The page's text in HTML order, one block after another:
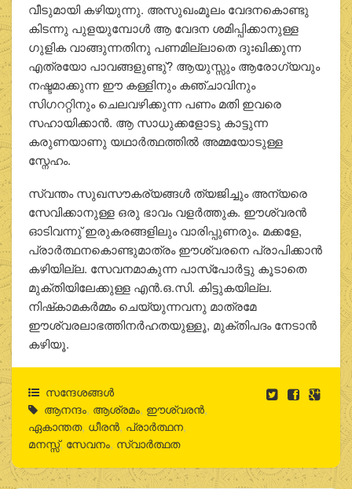
വീടുമായി കഴിയുന്നു. അസുഖംമൂലം വേദനകൊണ്ടു
കിടന്നു പുളയുമ്പോള്‍ ആ വേദന ശമിപ്പിക്കാനുള്ള
ഗുളിക വാങ്ങുന്നതിനു പണമില്ലാതെ ദുഃഖിക്കുന്ന
എത്രയോ പാവങ്ങളുണ്ടു്? ആയുസ്സും ആരോഗ്യവും
നഷ്ടമാക്കുന്ന ഈ കള്ളിനും കഞ്ചാവിനും
സിഗററ്റിനും ചെലവഴിക്കുന്ന പണം മതി ഇവരെ
സഹായിക്കാന്‍. ആ സാധുക്കളോടു കാട്ടുന്ന
കരുണയാണു യഥാര്‍ത്ഥത്തില്‍ അമ്മയോടുള്ള
സ്നേഹം.
സ്വന്തം സുഖസൗകര്യങ്ങള്‍ ത്യജിച്ചും അന്യരെ
സേവിക്കാനുള്ള ഒരു ഭാവം വളര്‍ത്തുക. ഈശ്വരന്‍
ഓടിവന്നു് ഇരുകരങ്ങളിലും വാരിപ്പുണരും. മക്കളേ,
പ്രാര്‍ത്ഥനകൊണ്ടുമാത്രം ഈശ്വരനെ പ്രാപിക്കാന്‍
കഴിയില്ല. സേവനമാകുന്ന പാസ്‌പോര്‍ട്ടു കൂടാതെ
മുക്തിയിലേക്കുള്ള എന്‍.ഒ.സി. കിട്ടുകയില്ല.
നിഷ്‌കാമകര്‍മ്മം ചെയ്യുന്നവനു മാത്രമേ
ഈശ്വരലാഭത്തിനര്‍ഹതയുള്ളൂ, മുക്തിപദം നേടാന്‍
കഴിയൂ.
സന്ദേശങ്ങൾ
ആനന്ദം, ആശ്രമം, ഈശ്വരന്‍,
ഏകാന്തത, ധീരൻ, പ്രാർത്ഥന,
മനസ്സ്, സേവനം, സ്വാർത്ഥത